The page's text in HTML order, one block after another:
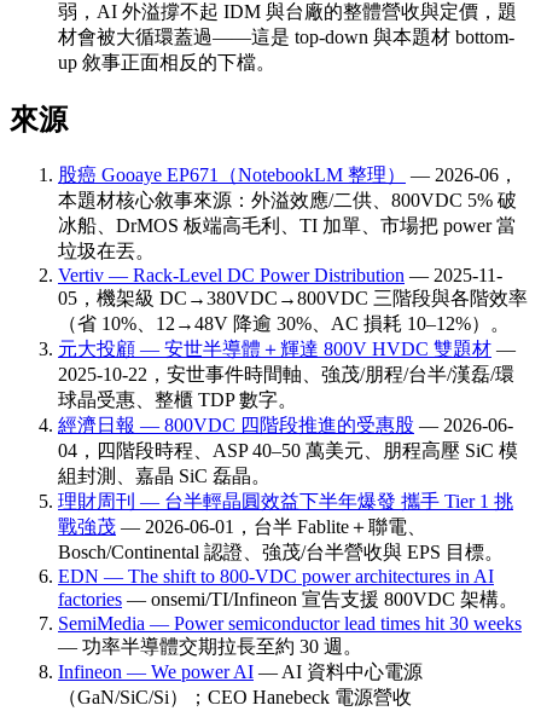
弱，AI 外溢撐不起 IDM 與台廠的整體營收與定價，題
材會被大循環蓋過——這是 top-down 與本題材 bottom-
up 敘事正面相反的下檔。
來源
股癌 Gooaye EP671（NotebookLM 整理）
— 2026-06，
本題材核心敘事來源：外溢效應/二供、800VDC 5% 破
冰船、DrMOS 板端高毛利、TI 加單、市場把 power 當
垃圾在丟。
Vertiv — Rack-Level DC Power Distribution — 2025-11-
05，機架級 DC→380VDC→800VDC 三階段與各階效率
（省 10%、12→48V 降逾 30%、AC 損耗 10–12%）。
元大投顧 — 安世半導體＋輝達 800V HVDC 雙題材 —
2025-10-22，安世事件時間軸、強茂/朋程/台半/漢磊/環
球晶受惠、整櫃 TDP 數字。
經濟日報 — 800VDC 四階段推進的受惠股 — 2026-06-
04，四階段時程、ASP 40–50 萬美元、朋程高壓 SiC 模
組封測、嘉晶 SiC 磊晶。
理財周刊 — 台半輕晶圓效益下半年爆發 攜手 Tier 1 挑
戰強茂 — 2026-06-01，台半 Fablite＋聯電、
Bosch/Continental 認證、強茂/台半營收與 EPS 目標。
EDN — The shift to 800-VDC power architectures in AI
factories — onsemi/TI/Infineon 宣告支援 800VDC 架構。
SemiMedia — Power semiconductor lead times hit 30 weeks
— 功率半導體交期拉長至約 30 週。
Infineon — We power AI — AI 資料中心電源
（GaN/SiC/Si）；CEO Hanebeck 電源營收